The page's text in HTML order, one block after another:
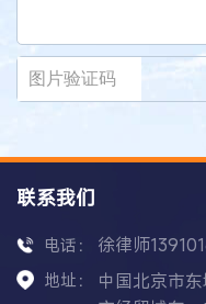
联系我们
电话： 徐律师
地址：
中国北京市